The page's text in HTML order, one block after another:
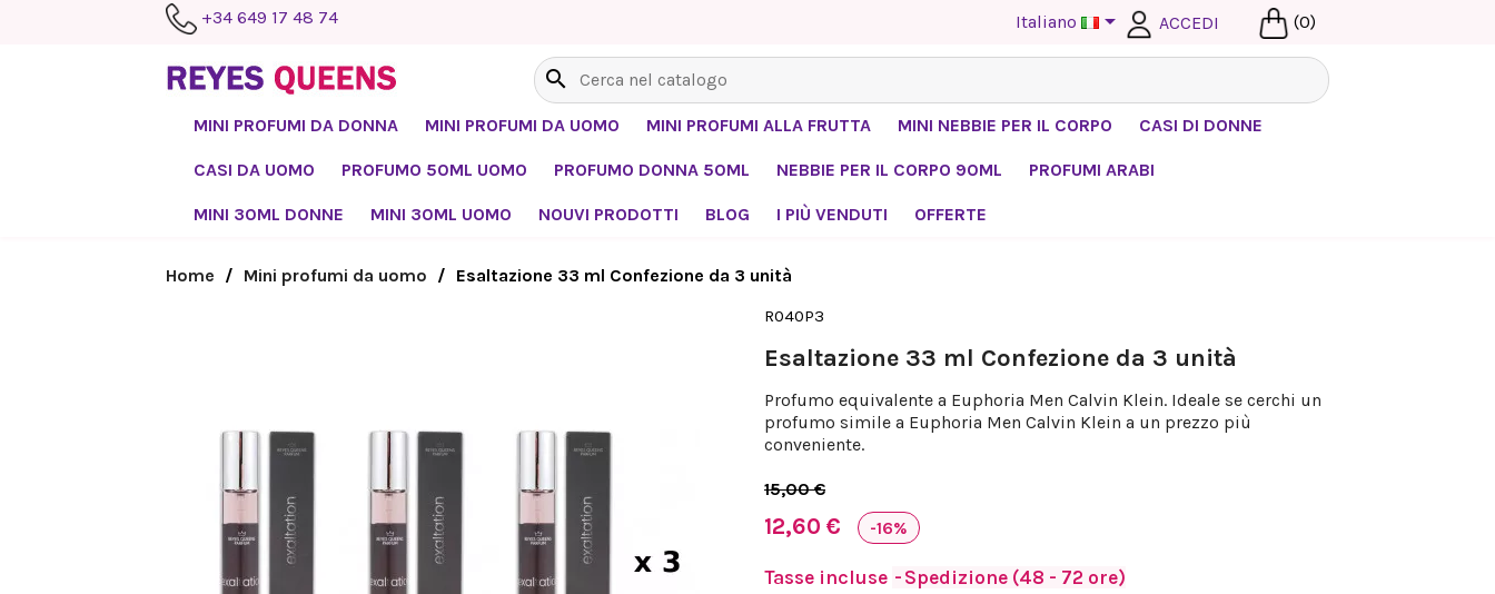
+34 649 17 48 74 Italiano  ACCEDI (0)
search
MINI PROFUMI DA DONNA MINI PROFUMI DA UOMO MINI PROFUMI ALLA FRUTTA MINI NEBBIE PER IL CORPO CASI DI DONNE
CASI DA UOMO PROFUMO 50ML UOMO PROFUMO DONNA 50ML NEBBIE PER IL CORPO 90ML PROFUMI ARABI
MINI 30ML DONNE MINI 30ML UOMO NOUVI PRODOTTI BLOG I PIÙ VENDUTI OFFERTE
Home Mini profumi da uomo Esaltazione 33 ml Confezione da 3 unità
R040P3
Esaltazione 33 ml Confezione da 3 unità
Profumo equivalente a Euphoria Men Calvin Klein. Ideale se cerchi un
profumo simile a Euphoria Men Calvin Klein a un prezzo più
conveniente.
15,00 €
12,60 € -16%
Tasse incluse Spedizione (48 - 72 ore)